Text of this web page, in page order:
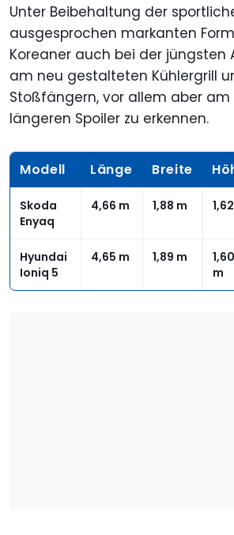
Unter Beibehaltung der
ausgesprochen markanten
Koreaner auch bei der jüngsten
am neu gestalteten Kühlergrill
Stoßfängern, vor allem aber
längeren Spoiler zu erkennen.
Modell Länge Breite
Skoda
Enyaq
4,66 m 1,88 m
Hyundai
Ioniq 5
4,65 m 1,89 m
1,60
m